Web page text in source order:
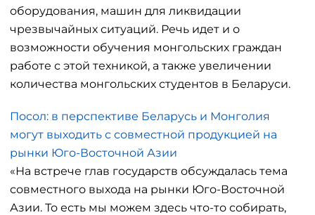
оборудования, машин для ликвидации
чрезвычайных ситуаций. Речь идет и о
возможности обучения монгольских граждан
работе с этой техникой, а также увеличении
количества монгольских студентов в Беларуси.
Посол: в перспективе Беларусь и Монголия
могут выходить с совместной продукцией на
рынки Юго-Восточной Азии
«На встрече глав государств обсуждалась тема
совместного выхода на рынки Юго-Восточной
Азии. То есть мы можем здесь что-то собирать,